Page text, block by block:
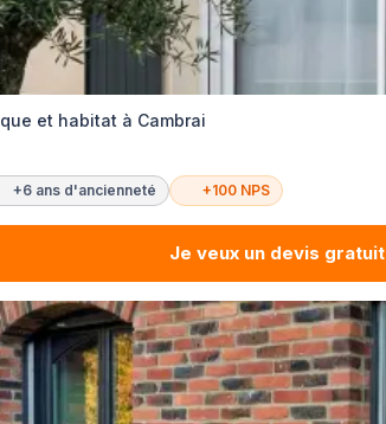
et habitat à Cambrai
+6 ans d'ancienneté +100 NPS
Je veux un devis gratuit